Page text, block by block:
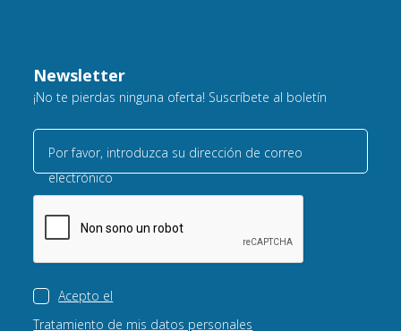
Newsletter
¡No te pierdas ninguna oferta! Suscríbete al boletín
Por favor, introduzca su dirección de correo
electrónico
Acepto el
Tratamiento de mis datos personales